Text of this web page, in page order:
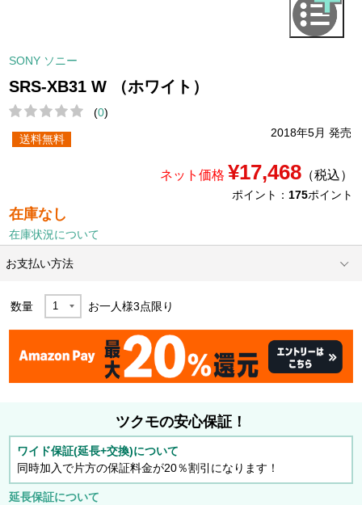
SONY ソニー
SRS-XB31 W （ホワイト）
(0)
2018年5月 発売
送料無料
ネット価格 ¥17,468（税込）
ポイント： 175ポイント
在庫なし
在庫状況について
お支払い方法
数量 お一人様3点限り
ツクモの安心保証！
ワイド保証(延長+交換)について
同時加入で片方の保証料金が20％割引になります！
延長保証について